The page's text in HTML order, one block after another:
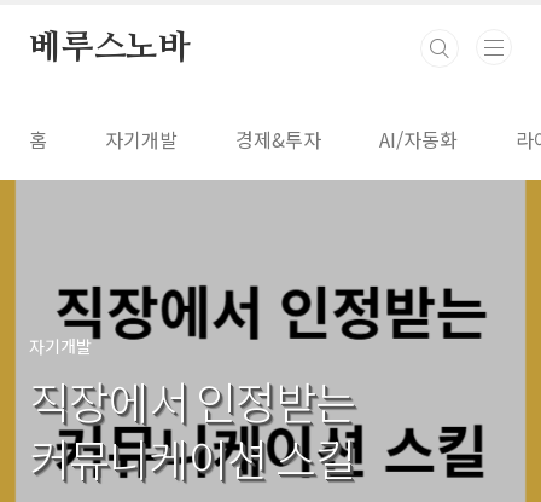
베루스노바
홈 자기개발 경제&투자 AI/자동화 라
자기개발
직장에서 인정받는
커뮤니케이션 스킬